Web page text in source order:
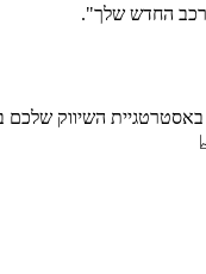
החדש שלך".